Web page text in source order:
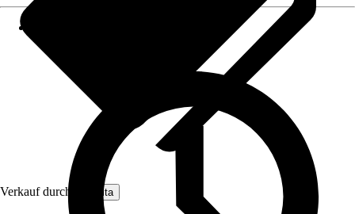
Verkauf durch: Nomita